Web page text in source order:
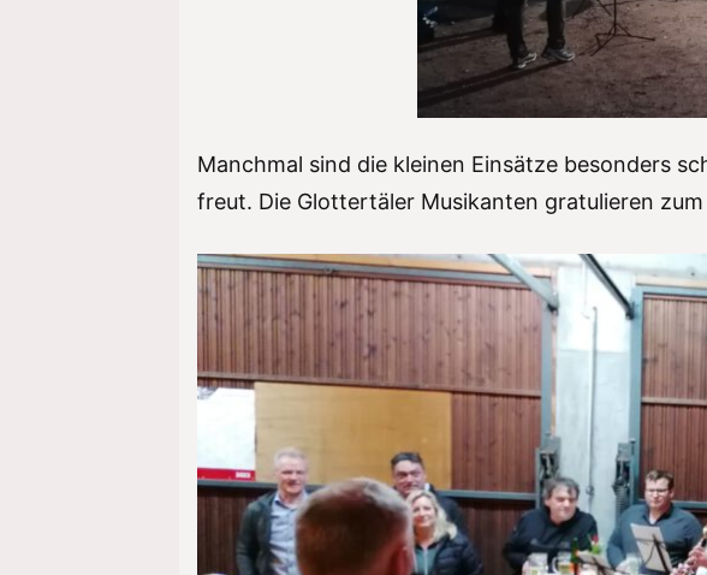
Manchmal sind die kleinen Einsätze besonders
freut. Die Glottertäler Musikanten gratulieren